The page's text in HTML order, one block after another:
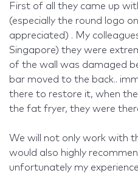
First of all they came up
(especially the round logo
appreciated) . My
Singapore) they were
of the wall was damaged
bar moved to the back..
there to restore it, when
the fat fryer, they were
We will not only work with
would also highly
unfortunately my